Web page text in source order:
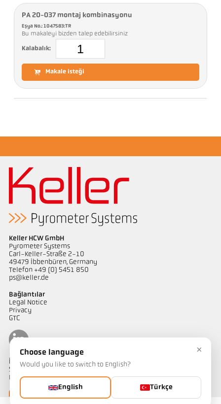
PA 20-037 montaj kombinasyonu
Eşya No.: 1047583:TR
Bu makaleyi bizden talep edebilirsiniz
Kalabalık:
Makale isteği
Keller HCW GmbH
Pyrometer Systems
Carl-Keller-Straße 2-10
49479 Ibbenbüren, Germany
Telefon +49 (0) 5451 850
ps@keller.de
Bağlantılar
Legal Notice
Privacy
GTC
İletişim
Sıcaklık ölçüm çözümlerimiz hakkında sorularınız mı var?
Ekibimiz size yardımcı olmaktan memnuniyet duyacaktır.
Bize ulaşın
×
Choose language
Would you like to switch to English?
English Türkçe